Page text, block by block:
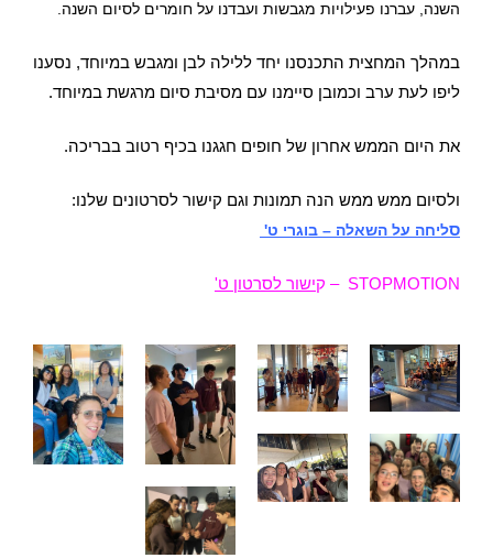
השנה, עברנו פעילויות מגבשות ועבדנו על חומרים לסיום השנה.
במהלך המחצית התכנסנו יחד ללילה לבן ומגבש במיוחד, נסענו
ליפו לעת ערב וכמובן סיימנו עם מסיבת סיום מרגשת במיוחד.
את היום הממש אחרון של חופים חגגנו בכיף רטוב בבריכה.
ולסיום ממש ממש הנה תמונות וגם קישור לסרטונים שלנו:
סליחה על השאלה – בוגרי ט'
STOPMOTION – קישור לסרטון ט'